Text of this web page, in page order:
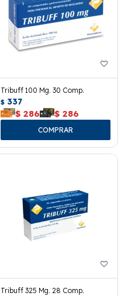
Tribuff 100 Mg. 30 Comp.
$ 337
$ 286 $ 286
Tribuff 325 Mg. 28 Comp.